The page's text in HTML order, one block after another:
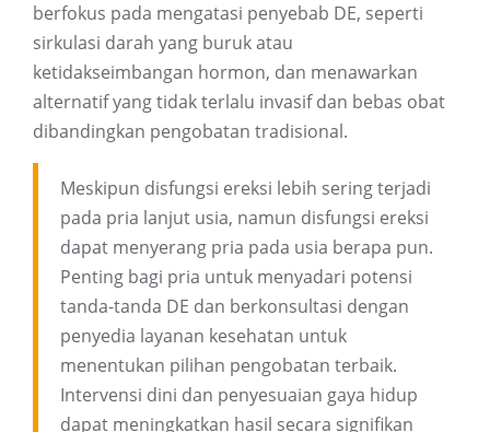
berfokus pada mengatasi penyebab DE, seperti
sirkulasi darah yang buruk atau
ketidakseimbangan hormon, dan menawarkan
alternatif yang tidak terlalu invasif dan bebas obat
dibandingkan pengobatan tradisional.
Meskipun disfungsi ereksi lebih sering terjadi
pada pria lanjut usia, namun disfungsi ereksi
dapat menyerang pria pada usia berapa pun.
Penting bagi pria untuk menyadari potensi
tanda-tanda DE dan berkonsultasi dengan
penyedia layanan kesehatan untuk
menentukan pilihan pengobatan terbaik.
Intervensi dini dan penyesuaian gaya hidup
dapat meningkatkan hasil secara signifikan